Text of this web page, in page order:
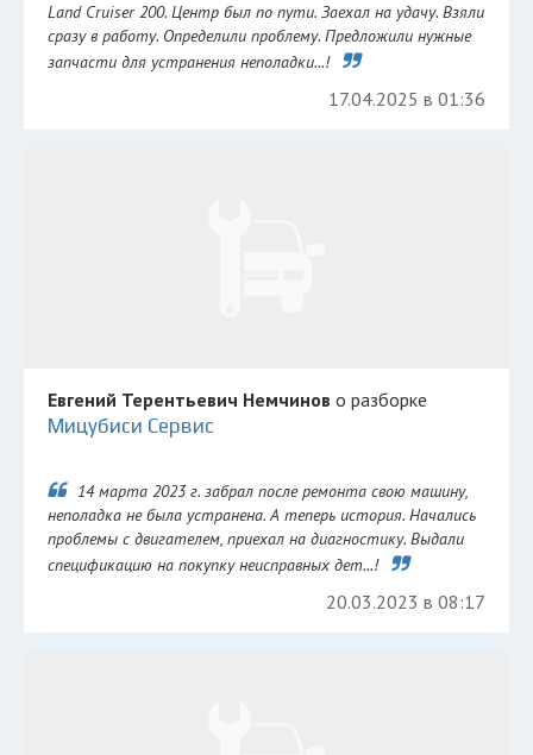
Land Cruiser 200. Центр был по пути. Заехал на удачу. Взяли
сразу в работу. Определили проблему. Предложили нужные
запчасти для устранения неполадки...!
17.04.2025 в 01:36
Евгений Терентьевич Немчинов о разборке
Мицубиси Сервис
14 марта 2023 г. забрал после ремонта свою машину,
неполадка не была устранена. А теперь история. Начались
проблемы с двигателем, приехал на диагностику. Выдали
спецификацию на покупку неисправных дет...!
20.03.2023 в 08:17